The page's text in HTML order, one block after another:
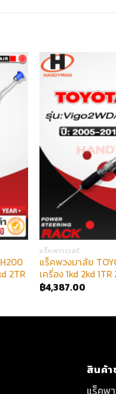
2TR
แร็คพาวเวอร์
แร็คพวงมาลัย
เครื่อง 1kd 2kd 1TR
฿4,387.00
สินค้า